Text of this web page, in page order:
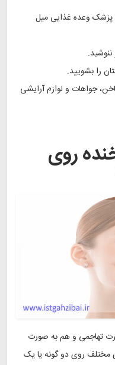
پزشک وعده غذایی میل
را بشویید.
جواهات و لوازم آرایشی
روی
تهاجمی و هم به صورت
مختلف روی دو گونه یا یک